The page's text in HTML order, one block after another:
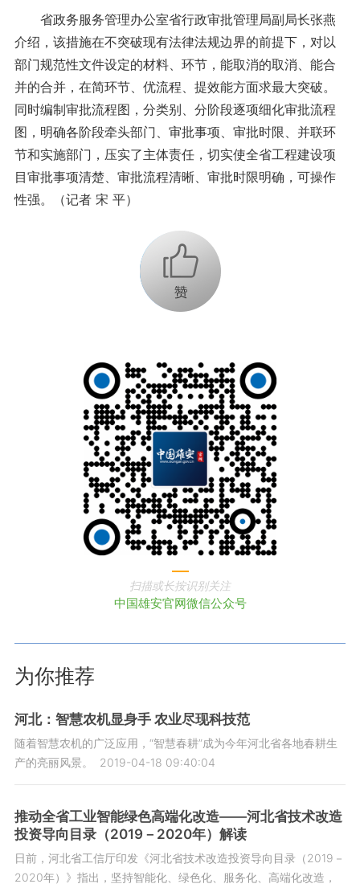
省政务服务管理办公室省行政审批管理局副局长张燕
介绍，该措施在不突破现有法律法规边界的前提下，对以
部门规范性文件设定的材料、环节，能取消的取消、能合
并的合并，在简环节、优流程、提效能方面求最大突破。
同时编制审批流程图，分类别、分阶段逐项细化审批流程
图，明确各阶段牵头部门、审批事项、审批时限、并联环
节和实施部门，压实了主体责任，切实使全省工程建设项
目审批事项清楚、审批流程清晰、审批时限明确，可操作
性强。（记者 宋 平）
+1
扫描或长按识别关注
中国雄安官网微信公众号
为你推荐
河北：智慧农机显身手 农业尽现科技范
随着智慧农机的广泛应用，“智慧春耕”成为今年河北省各地春耕生
产的亮丽风景。
2019-04-18 09:40:04
推动全省工业智能绿色高端化改造——河北省技术改造
投资导向目录（2019－2020年）解读
日前，河北省工信厅印发《河北省技术改造投资导向目录（2019－
2020年）》指出，坚持智能化、绿色化、服务化、高端化改造，